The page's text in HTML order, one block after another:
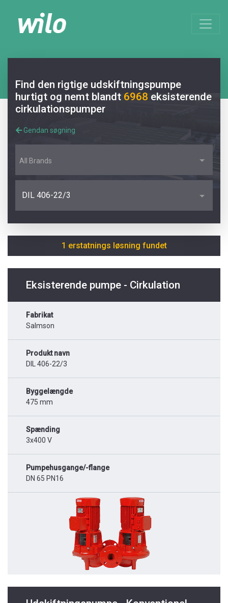
Find den rigtige udskiftningspumpe
hurtigt og nemt blandt 6968 eksisterende
cirkulationspumper
Gendan søgning
All Brands
DIL 406-22/3
1 erstatnings løsning fundet
Eksisterende pumpe - Cirkulation
Fabrikat
Salmson
Produkt navn
DIL 406-22/3
Byggelængde
475 mm
Spænding
3x400 V
Pumpehusgange/-flange
DN 65 PN16